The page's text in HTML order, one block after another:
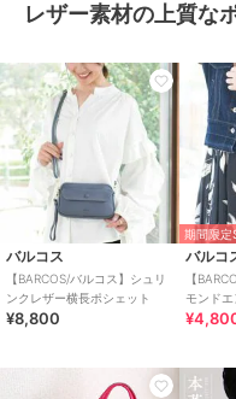
レザー素材の上質な
バルコス
【BARCOS/バルコス】シュリ
ンクレザー横長ポシェット
¥8,800
期間限定
バルコ
【
モンド
ット